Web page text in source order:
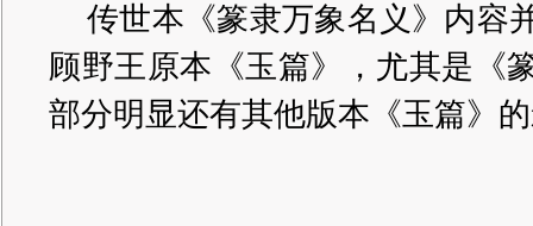
传世本《篆隶万象名义》内容
顾野王原本《玉篇》，尤其是《
部分明显还有其他版本《玉篇》